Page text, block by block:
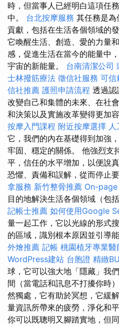
時，但當事人已經明白這項任
中。 台北按摩服務 其任務是為
貢獻，包括在生活各個領域的
它喚醒生活、創造、愛的力量
感，促進生活在當今的能量中
宇宙的新能量。 台南清潔公司
士林撥筋療法 徵信社服務 可信
信社推薦 護照申請流程 透過認
改變自己和集體的未來、在社
和決策以及實施改革變得更加
按摩入門課程 附近按摩選擇
它，我們的內在基礎得到加強
牢固、穩定的關係。 他強烈支
平，信任的水平增加，以便說
恐懼、責備和誤解，從而停止
拿服務 新竹整骨推薦 On-page
目的地解決生活各個領域（包
記帳士推薦 如何使用Google
量一起工作，它以光線的形式
的區域，識別根本原因並引導
外燴推薦 記帳 桃園植牙專業醫
WordPress建站 台胞證 精緻
球，它可以強大地「隱藏」我
間（當電話和訊息不打擾你時
然獨處，它有助於冥想，它緩
量資訊所帶來的疲勞，淨化和
你可以既聰明又腳踏實地，但